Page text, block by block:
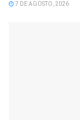
7 DE AGOSTO, 2026